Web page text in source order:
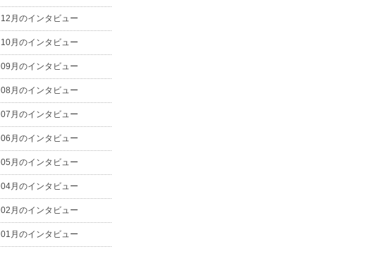
12月のインタビュー
10月のインタビュー
09月のインタビュー
08月のインタビュー
07月のインタビュー
06月のインタビュー
05月のインタビュー
04月のインタビュー
02月のインタビュー
01月のインタビュー